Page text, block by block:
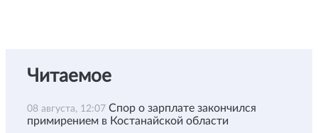
Читаемое
08 августа, 12:07 Спор о зарплате закончился
примирением в Костанайской области